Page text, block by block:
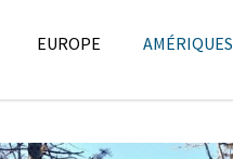
EUROPE AMÉRIQUES